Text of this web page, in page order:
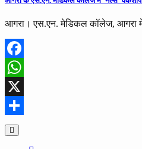
आगरा। एस.एन. मेडिकल कॉलेज, आगरा में
Facebook
WhatsApp
X
Share